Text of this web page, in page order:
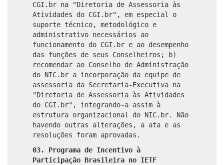
CGI.br na "Diretoria de Assessoria às
Atividades do CGI.br", em especial o
suporte técnico, metodológico e
administrativo necessários ao
funcionamento do CGI.br e ao desempenho
das funções de seus Conselheiros; b)
recomendar ao Conselho de Administração
do NIC.br a incorporação da equipe de
assessoria da Secretaria-Executiva na
"Diretoria de Assessoria às Atividades
do CGI.br", integrando-a assim à
estrutura organizacional do NIC.br. Não
havendo outras alterações, a ata e as
resoluções foram aprovadas.
03. Programa de Incentivo à
Participação Brasileira no IETF